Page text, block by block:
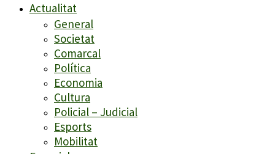
Actualitat
General
Societat
Comarcal
Política
Economia
Cultura
Policial – Judicial
Esports
Mobilitat